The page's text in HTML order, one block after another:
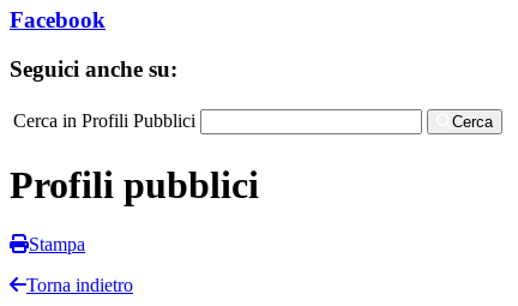
Facebook
Seguici anche su:
Cerca in Profili Pubblici Cerca
Profili pubblici
Stampa
Torna indietro